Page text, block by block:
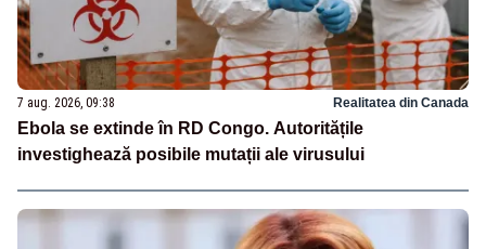
7 aug. 2026, 09:38 Realitatea din Canada
Ebola se extinde în RD Congo. Autoritățile
investighează posibile mutații ale virusului